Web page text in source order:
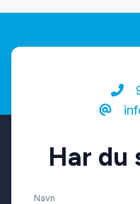
Har du
Navn